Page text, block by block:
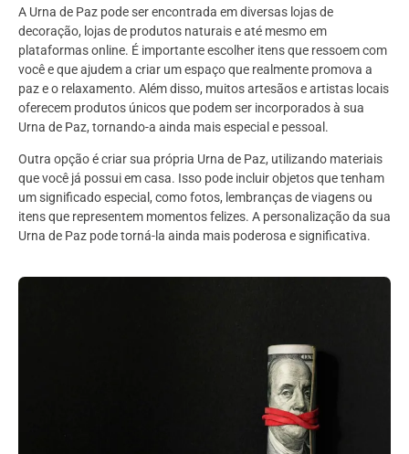
A Urna de Paz pode ser encontrada em diversas lojas de
decoração, lojas de produtos naturais e até mesmo em
plataformas online. É importante escolher itens que ressoem com
você e que ajudem a criar um espaço que realmente promova a
paz e o relaxamento. Além disso, muitos artesãos e artistas locais
oferecem produtos únicos que podem ser incorporados à sua
Urna de Paz, tornando-a ainda mais especial e pessoal.
Outra opção é criar sua própria Urna de Paz, utilizando materiais
que você já possui em casa. Isso pode incluir objetos que tenham
um significado especial, como fotos, lembranças de viagens ou
itens que representem momentos felizes. A personalização da sua
Urna de Paz pode torná-la ainda mais poderosa e significativa.